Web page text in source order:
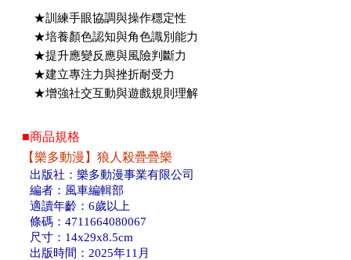
★訓練手眼協調與操作穩定性
★培養顏色認知與角色識別能力
★提升應變反應與風險判斷力
★建立專注力與挫折耐受力
★增強社交互動與遊戲規則理解
■商品規格
【樂多動漫】狼人殺疊疊樂
出版社：樂多動漫事業有限公司
編者：風車編輯部
適讀年齡：6歲以上
條碼：4711664080067
尺寸：14x29x8.5cm
出版時間：2025年11月